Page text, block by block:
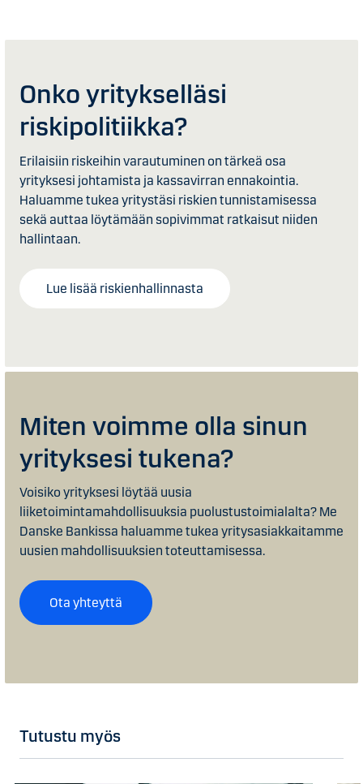
Onko yritykselläsi
riskipolitiikka?
Erilaisiin riskeihin varautuminen on tärkeä osa
yrityksesi johtamista ja kassavirran ennakointia.
Haluamme tukea yritystäsi riskien tunnistamisessa
sekä auttaa löytämään sopivimmat ratkaisut niiden
hallintaan.
Lue lisää riskienhallinnasta
Miten voimme olla sinun
yrityksesi tukena?
Voisiko yrityksesi löytää uusia
liiketoimintamahdollisuuksia puolustustoimialalta? Me
Danske Bankissa haluamme tukea yritysasiakkaitamme
uusien mahdollisuuksien toteuttamisessa.
Ota yhteyttä
Tutustu myös